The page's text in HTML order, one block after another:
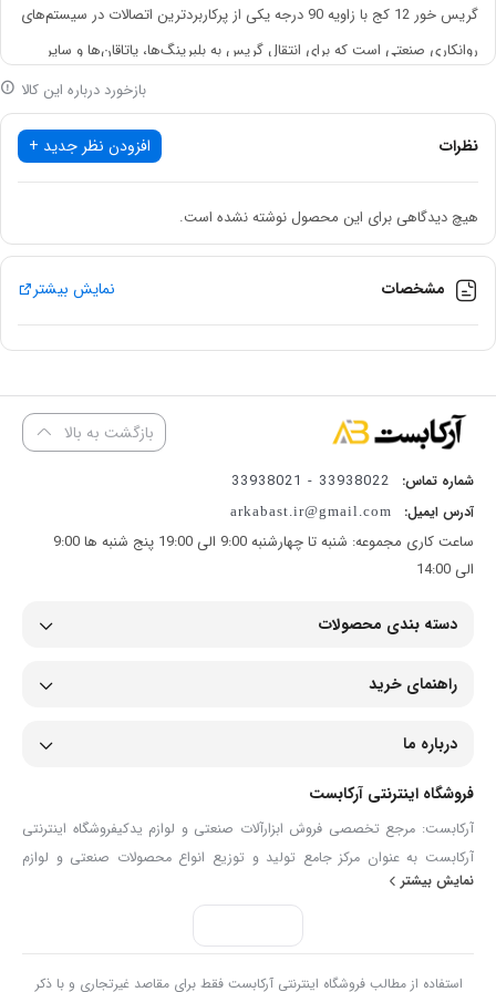
گریس خور 12 کج با زاویه 90 درجه یکی از پرکاربردترین اتصالات در سیستم‌های
روانکاری صنعتی است که برای انتقال گریس به بلبرینگ‌ها، یاتاقان‌ها و سایر
قطعات مکانیکی استفاده می‌شود. این محصول با سایز رزوه 12 میلی‌متر تولید
شده و طراحی کج آن امکان نصب در فضاهای محدود را فراهم می‌کند
413
.
زاویه خروجی: 90 درجه (کج).
جنس بدنه: معمولاً از آهن کششی (اکستروژن) ساخته می‌شود.
در شرایط خاص ممکن است از فولاد یا استنلس استیل نیز استفاده شود.
صنعت خودروسازی : برای روانکاری قطعات متحرک خودروها.
ماشین‌آلات صنعتی : در دستگاه‌های مختلف کارخانجات.
: به عنوان تجهیز جانبی برای روانکاری.
تجهیزات سنگین : برای کاهش اصطکاک و سایش قطعات .
بازخورد درباره این کالا
نظرات افزودن نظر جدید +
هیچ دیدگاهی برای این محصول نوشته نشده است.
مشخصات نمایش بیشتر
بازگشت به بالا
شماره تماس: 33938022 - 33938021
آدرس ایمیل: arkabast.ir@gmail.com
ساعت کاری مجموعه: شنبه تا چهارشنبه 9:00 الی 19:00 پنج شنبه ها 9:00
الی 14:00
دسته بندی محصولات
راهنمای خرید
درباره ما
فروشگاه اینترنتی آرکابست
آرکابست: مرجع تخصصی فروش ابزارآلات صنعتی و لوازم یدکیفروشگاه اینترنتی
آرکابست به عنوان مرکز جامع تولید و توزیع انواع محصولات صنعتی و لوازم
یدکی، همراهی مطمئن برای صنعتگران، تعمیرکاران و مصرف‌کنندگان حرفه‌ای
است. ما در آرکابست با گردآوری مجموعه‌ای گسترده از ابزارآلات دستی و برقی،
انواع شیلنگ و اتصالات، تجهیزات ایمنی، ابزارآلات دقیق و قطعات مصرفی مانند
بست فلزی، گریس‌ پمپ و لوازم پنچرگیری، تلاش می‌کنیم تا نیازهای تخصصی
نمایش بیشتر
استفاده از مطالب فروشگاه اینترنتی آرکابست فقط برای مقاصد غیرتجاری و با ذکر